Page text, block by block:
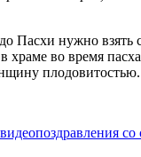
Пасхи нужно взять
храме во время
плодовитостью.